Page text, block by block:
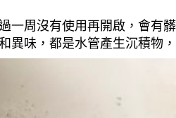
一周沒有使用再開啟，會有
異味，都是水管產生沉積物